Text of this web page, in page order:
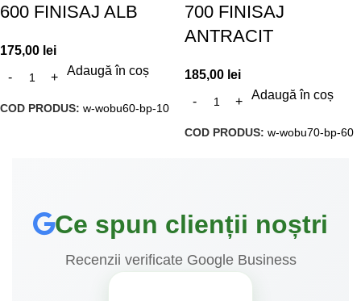
600 FINISAJ ALB
175,00 lei
Adaugă în coș
COD PRODUS: w-wobu60-bp-10
700 FINISAJ
ANTRACIT
185,00 lei
Adaugă în coș
COD PRODUS: w-wobu70-bp-60
Ce spun clienții noștri
Recenzii verificate Google Business